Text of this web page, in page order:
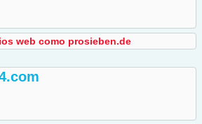
web como prosieben.de